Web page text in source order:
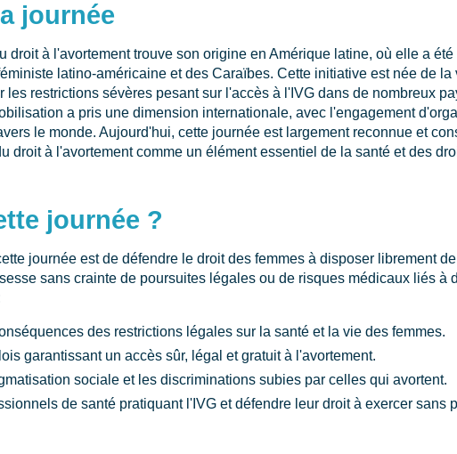
journée
droit à l'avortement trouve son origine en Amérique latine, où elle a
latino-américaine et des Caraïbes. Cette initiative est née de
les restrictions sévères pesant sur l'accès à l'IVG dans de nombreux
a pris une dimension internationale, avec l'engagement
le monde. Aujourd'hui, cette journée est largement reconnue et
droit à l'avortement comme un élément essentiel de la santé et des
journée ?
journée est de défendre le droit des femmes à disposer librement
sans crainte de poursuites légales ou de risques médicaux liés à
des restrictions légales sur la santé et la vie des femmes.
garantissant un accès sûr, légal et gratuit à l'avortement.
sociale et les discriminations subies par celles qui avortent.
de santé pratiquant l'IVG et défendre leur droit à exercer sans